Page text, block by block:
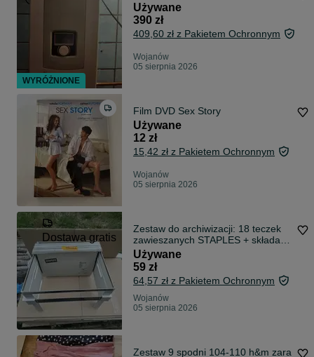
Używane
390 zł
409,60 zł z Pakietem Ochronnym
Wojanów
05 sierpnia 2026
Film DVD Sex Story
Używane
12 zł
15,42 zł z Pakietem Ochronnym
Wojanów
05 sierpnia 2026
Dostawa gratis
Zestaw do archiwizacji: 18 teczek
zawieszanych STAPLES + składany
stojak
Używane
59 zł
64,57 zł z Pakietem Ochronnym
Wojanów
05 sierpnia 2026
Zestaw 9 spodni 104-110 h&m zara
WYRÓŻNIONE